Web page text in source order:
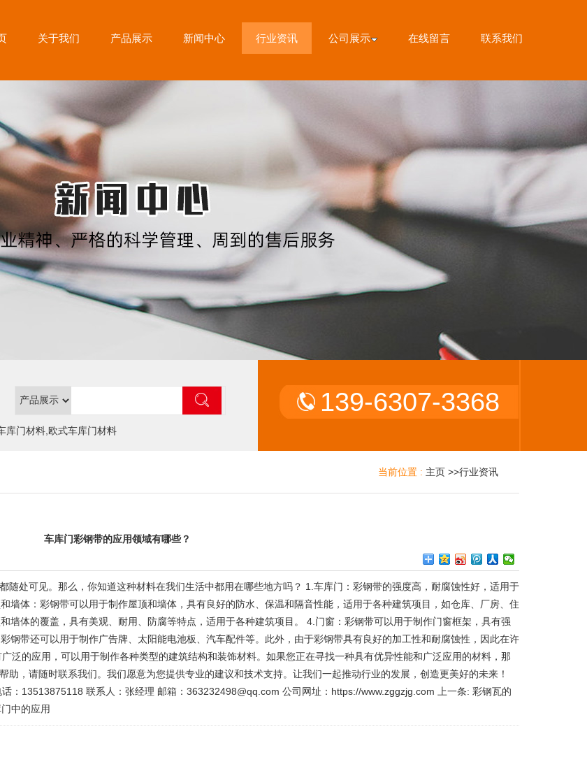
关于我们 产品展示 新闻中心 行业资讯 公司展示 在线留言 联系我们
库门材料,欧式车库门材料
139-6307-3368
当前位置 : 主页 >>行业资讯
车库门彩钢带的应用领域有哪些？
随处可见。那么，你知道这种材料在我们生活中都用在哪些地方吗？ 1.车库门：彩钢带的强度高，耐腐蚀性好，适用于
墙体：彩钢带可以用于制作屋顶和墙体，具有良好的防水、保温和隔音性能，适用于各种建筑项目，如仓库、厂房、住
墙体的覆盖，具有美观、耐用、防腐等特点，适用于各种建筑项目。 4.门窗：彩钢带可以用于制作门窗框架，具有强
钢带还可以用于制作广告牌、太阳能电池板、汽车配件等。此外，由于彩钢带具有良好的加工性和耐腐蚀性，因此在许
泛的应用，可以用于制作各种类型的建筑结构和装饰材料。如果您正在寻找一种具有优异性能和广泛应用的材料，那
，请随时联系我们。我们愿意为您提供专业的建议和技术支持。让我们一起推动行业的发展，创造更美好的未来！
：13513875118 联系人：张经理 邮箱：363232498@qq.com 公司网址：https://www.zggzjg.com 上一条: 彩钢瓦的
中的应用